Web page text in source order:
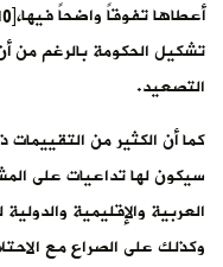
تشكيل الحكومة بالرغم من
التصعيد.
كما أن الكثير من
سيكون لها تداعيات على
العربية والإقليمية
وكذلك على الصراع مع